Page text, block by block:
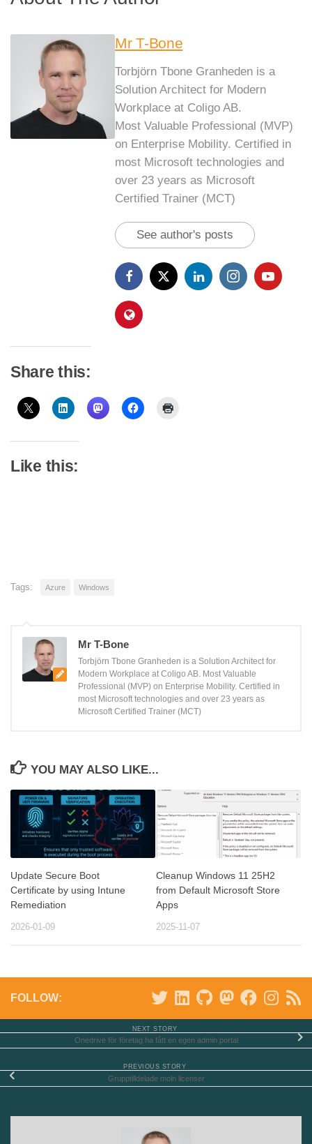
Mr T-Bone
Torbjörn Tbone Granheden is a
Solution Architect for Modern
Workplace at Coligo AB.
Most Valuable Professional (MVP)
on Enterprise Mobility. Certified in
most Microsoft technologies and
over 23 years as Microsoft
Certified Trainer (MCT)
See author's posts
Share this:
Like this:
Tags: Azure Windows
Mr T-Bone
Torbjörn Tbone Granheden is a Solution Architect for
Modern Workplace at Coligo AB. Most Valuable
Professional (MVP) on Enterprise Mobility. Certified in
most Microsoft technologies and over 23 years as
Microsoft Certified Trainer (MCT)
YOU MAY ALSO LIKE...
Update Secure Boot
Certificate by using Intune
Remediation
2026-01-09
Cleanup Windows 11 25H2
from Default Microsoft Store
Apps
2025-11-07
FOLLOW:
NEXT STORY
Onedrive för företag ha fått en egen admin portal
PREVIOUS STORY
Grupptilldelade moln licenser